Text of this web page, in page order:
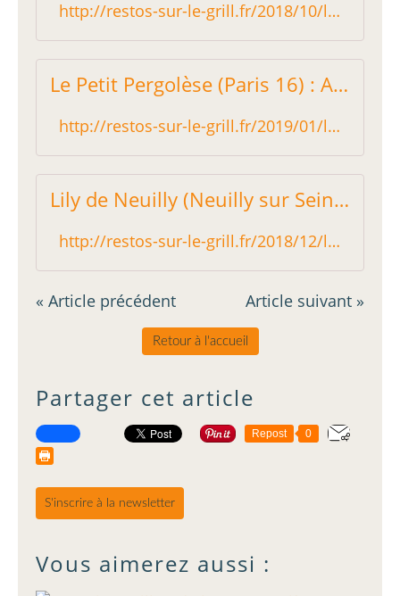
http://restos-sur-le-grill.fr/2018/10/le-radis-beurre-paris-15-la-tradition-a-du-bon.html
Le Petit Pergolèse (Paris 16) : A l'aise Albert! - Restos sur le Grill - Blog critique des restaurants de Paris indépendant !
http://restos-sur-le-grill.fr/2019/01/le-petit-pergolese-paris-16-a-l-aise-albert.html
Lily de Neuilly (Neuilly sur Seine) : Immuable sans être vieillot - Restos sur le Grill - Blog critique des restaurants de Paris indépendant !
http://restos-sur-le-grill.fr/2018/12/lily-de-neuilly-neuilly-sur-seine-immuable-sans-etre-vieillot.html
« Article précédent Article suivant »
Retour à l'accueil
Partager cet article
Repost 0
S'inscrire à la newsletter
Vous aimerez aussi :